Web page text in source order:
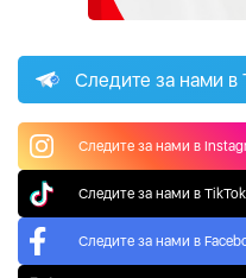
Следите за нами в
Следите за нами в
Следите за нами в TikTok
Следите за нами в